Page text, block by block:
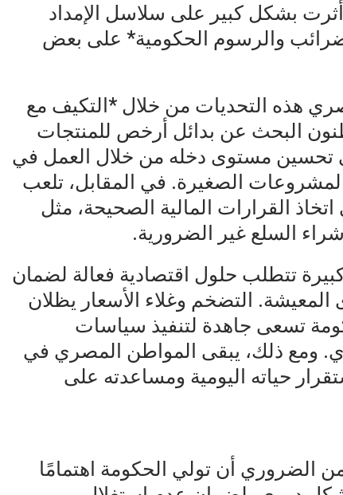
أثرت بشكل كبير على سلاسل الإمداد
والرسوم الحكومية* على بعض
هذه التحديات من خلال *التكيف مع
البحث عن بدائل أرخص للمنتجات
تحسين مستوى دخله من خلال العمل في
الصغيرة. في المقابل، تلعب
القرارات المالية الصحيحة، مثل
السلع غير الضرورية.
تتطلب حلول اقتصادية فعالة لضمان
التضخم وغلاء الأسعار يظلان
تسعى جاهدة لتنفيذ سياسات
ومع ذلك، يبقى المواطن المصري في
حياته اليومية ومساعدته على
من الضروري أن تولي الحكومة اهتمامًا